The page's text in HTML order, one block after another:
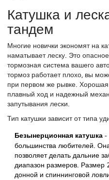
Катушка и
тандем
Многие новички экономят на
наматывает леску. Это
тормозная система вашего
тормоз работает плохо, вы
при первом же рывке.
плавный ход и надежный
запутывания лески.
Тип катушки зависит от типа
Безынерционная катушка -
большинства любителей.
позволяет делать дальние
диапазон размеров. Размер
донной и спиннинговой